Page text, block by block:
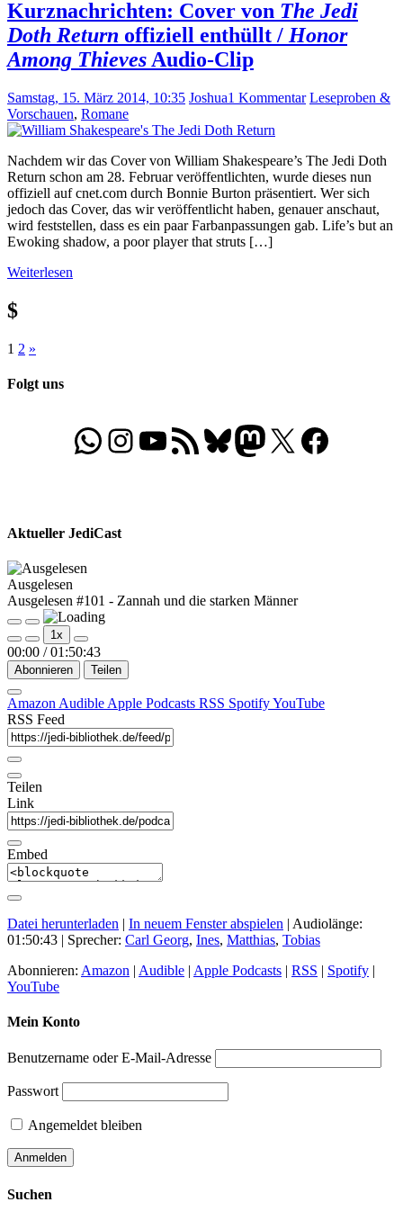
Kurznachrichten: Cover von The Jedi
Doth Return offiziell enthüllt / Honor
Among ThievesAudio-Clip
Samstag, 15. März 2014, 10:35 Joshua1 Kommentar Leseproben &
Vorschauen, Romane
Nachdem wir das Cover von William Shakespeare’s The Jedi Doth
Return schon am 28. Februar veröffentlichten, wurde dieses nun
offiziell auf cnet.com durch Bonnie Burton präsentiert. Wer sich
jedoch das Cover, das wir veröffentlicht haben, genauer anschaut,
wird feststellen, dass es ein paar Farbanpassungen gab. Life’s but an
Ewoking shadow, a poor player that struts […]
Weiterlesen
$
Seitennummerierung
der
1 2 Nächste
»
Folgt uns
WhatsApp
Folgt uns auf Instagram
Besucht unseren YouTube-Kanal
RSS-FeedBluesky
Folgt uns auf Mastodon
X Folgt uns auf
Aktueller JediCast
Ausgelesen
Ausgelesen #101 - Zannah und die starken Männer
Play
Episode
Pause
Episode
1x
00:00 / 01:50:43
Abonnieren Teilen
Amazon Audible Apple Podcasts RSS SpotifyYouTube
RSS Feed
Teilen
Link
Embed
Datei herunterladen | In neuem Fenster abspielen | Audiolänge:
01:50:43 | Sprecher: Carl Georg, Ines, Matthias, Tobias
Abonnieren: Amazon | Audible | Apple Podcasts | RSS | Spotify |
YouTube
Mein Konto
Benutzername oder E-Mail-Adresse
Passwort
Angemeldet bleiben
Suchen